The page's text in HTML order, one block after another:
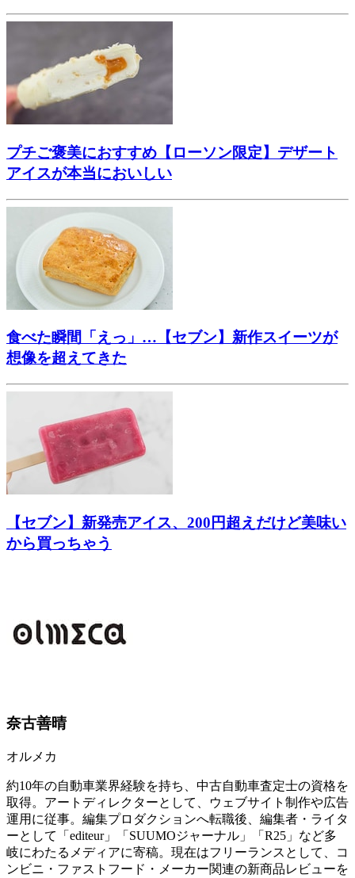
プチご褒美におすすめ【ローソン限定】デザート
アイスが本当においしい
食べた瞬間「えっ」…【セブン】新作スイーツが
想像を超えてきた
【セブン】新発売アイス、200円超えだけど美味い
から買っちゃう
奈古善晴
オルメカ
約10年の自動車業界経験を持ち、中古自動車査定士の資格を
取得。アートディレクターとして、ウェブサイト制作や広告
運用に従事。編集プロダクションへ転職後、編集者・ライタ
ーとして「editeur」「SUUMOジャーナル」「R25」など多
岐にわたるメディアに寄稿。現在はフリーランスとして、コ
ンビニ・ファストフード・メーカー関連の新商品レビューを